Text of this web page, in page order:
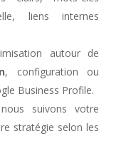
liens internes
autour de
, configuration ou
Business Profile.
suivons votre
stratégie selon les